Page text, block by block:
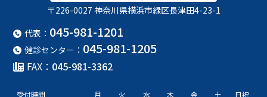
〒226-0027 神奈川県横浜市緑区長津田4-23-1
代表： 045-981-1201
健診センター： 045-981-1205
FAX： 045-981-3362
受付時間 月 火 水 木 金 土 日祝